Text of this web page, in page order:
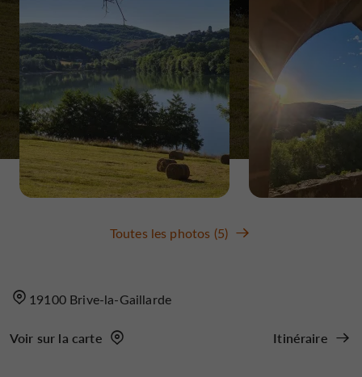
Toutes les photos (5)
19100 Brive-la-Gaillarde
Voir sur la carte Itinéraire